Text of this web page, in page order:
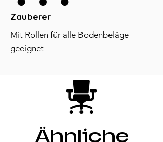
Zauberer
Mit Rollen für alle Bodenbeläge
geeignet
Ähnliche